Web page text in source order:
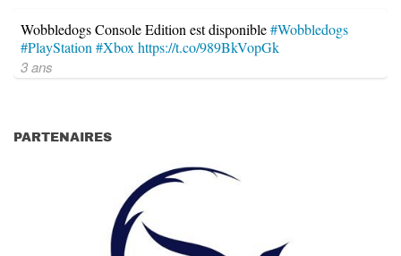
Wobbledogs Console Edition est disponible#Wobbledogs
#PlayStation #Xbox https://t.co/989BkVopGk
3 ans
PARTENAIRES